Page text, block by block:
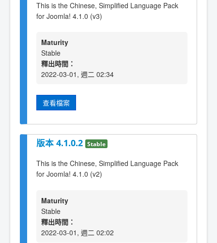
This is the Chinese, Simplified Language Pack
for Joomla! 4.1.0 (v3)
Maturity
Stable
釋出時間：
2022-03-01, 週二 02:34
查看檔案
版本 4.1.0.2 Stable
This is the Chinese, Simplified Language Pack
for Joomla! 4.1.0 (v2)
Maturity
Stable
釋出時間：
2022-03-01, 週二 02:02